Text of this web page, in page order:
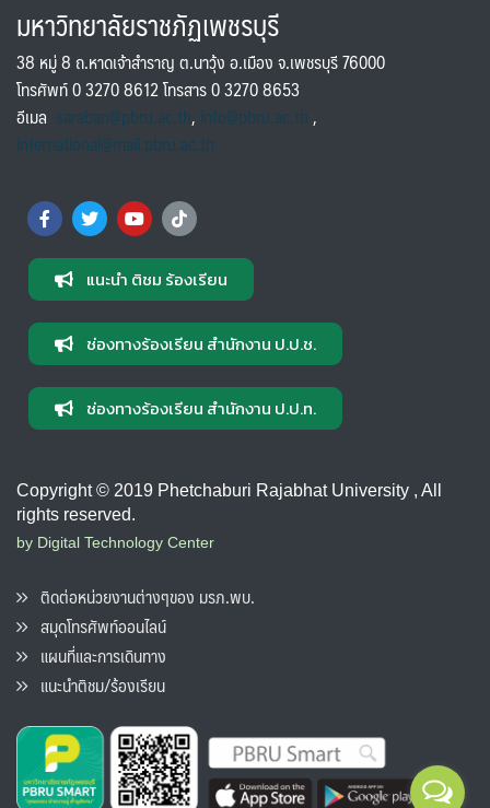
มหาวิทยาลัยราชภัฏเพชรบุรี
38 หมู่ 8 ถ.หาดเจ้าสำราญ ต.นาวุ้ง อ.เมือง จ.เพชรบุรี 76000
โทรศัพท์ 0 3270 8612 โทรสาร 0 3270 8653
อีเมล saraban@pbru.ac.th, info@pbru.ac.th,
international@mail.pbru.ac.th
แนะนำ ติชม ร้องเรียน
ช่องทางร้องเรียน สำนักงาน ป.ป.ช.
ช่องทางร้องเรียน สำนักงาน ป.ป.ท.
Copyright © 2019 Phetchaburi Rajabhat University , All
rights reserved.
by Digital Technology Center
ติดต่อหน่วยงานต่างๆของ มรภ.พบ.
สมุดโทรศัพท์ออนไลน์
แผนที่และการเดินทาง
แนะนำติชม/ร้องเรียน